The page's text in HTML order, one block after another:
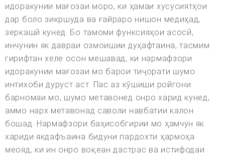
идоракунии мағозаи моро, ки ҳамаи хусусиятҳои
дар боло зикршуда ва ғайраро нишон медиҳад,
зеркашӣ кунед. Бо тамоми функсияҳои асосӣ,
инчунин як давраи озмоишии дуҳафтаина, тасмим
гирифтан хеле осон мешавад, ки нармафзори
идоракунии мағозаи мо барои тиҷорати шумо
интихоби дуруст аст. Пас аз кӯшиши ройгони
барномаи мо, шумо метавонед онро харид кунед,
аммо нарх метавонад саволи навбатии калон
бошад. Нармафзори баҳисобгирии мо ҳамчун як
хариди якдафъаина бидуни пардохти ҳармоҳа
меояд, ки ин онро воқеан дастрас ва истифодаи